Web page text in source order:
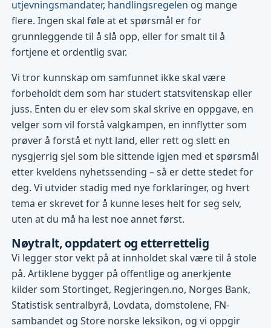
utjevningsmandater, handlingsregelen og mange
flere. Ingen skal føle at et spørsmål er for
grunnleggende til å slå opp, eller for smalt til å
fortjene et ordentlig svar.
Vi tror kunnskap om samfunnet ikke skal være
forbeholdt dem som har studert statsvitenskap eller
juss. Enten du er elev som skal skrive en oppgave, en
velger som vil forstå valgkampen, en innflytter som
prøver å forstå et nytt land, eller rett og slett en
nysgjerrig sjel som ble sittende igjen med et spørsmål
etter kveldens nyhetssending – så er dette stedet for
deg. Vi utvider stadig med nye forklaringer, og hvert
tema er skrevet for å kunne leses helt for seg selv,
uten at du må ha lest noe annet først.
Nøytralt, oppdatert og etterrettelig
Vi legger stor vekt på at innholdet skal være til å stole
på. Artiklene bygger på offentlige og anerkjente
kilder som Stortinget, Regjeringen.no, Norges Bank,
Statistisk sentralbyrå, Lovdata, domstolene, FN-
sambandet og Store norske leksikon, og vi oppgir